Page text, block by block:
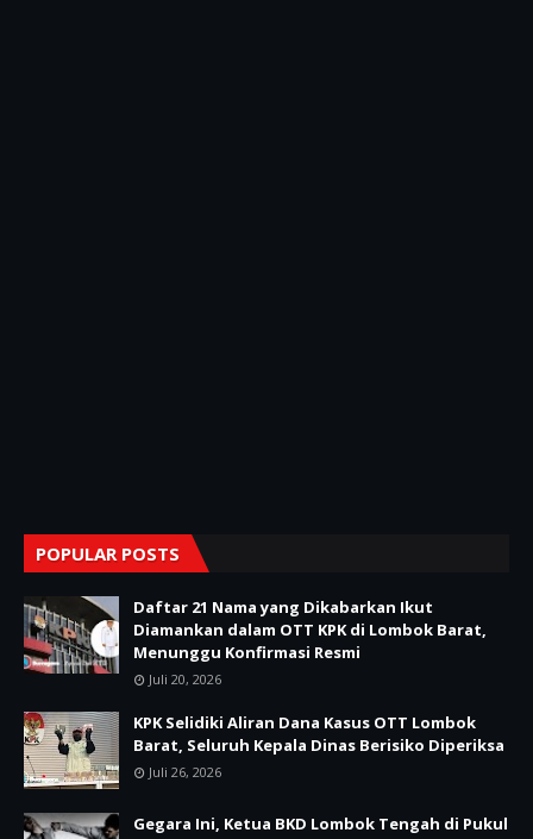
POPULAR POSTS
Daftar 21 Nama yang Dikabarkan Ikut
Diamankan dalam OTT KPK di Lombok Barat,
Menunggu Konfirmasi Resmi
Juli 20, 2026
KPK Selidiki Aliran Dana Kasus OTT Lombok
Barat, Seluruh Kepala Dinas Berisiko Diperiksa
Juli 26, 2026
Gegara Ini, Ketua BKD Lombok Tengah di Pukul